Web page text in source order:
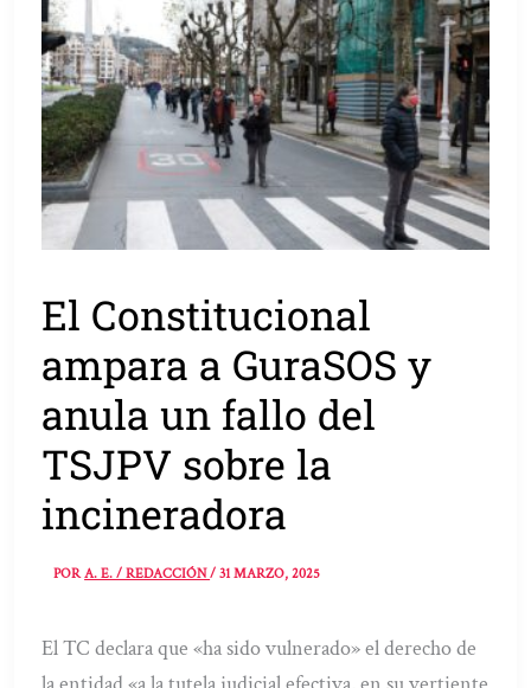
El Constitucional
ampara a GuraSOS y
anula un fallo del
TSJPV sobre la
incineradora
PORA. E. / REDACCIÓN/31 MARZO, 2025
El TC declara que «ha sido vulnerado» el derecho de